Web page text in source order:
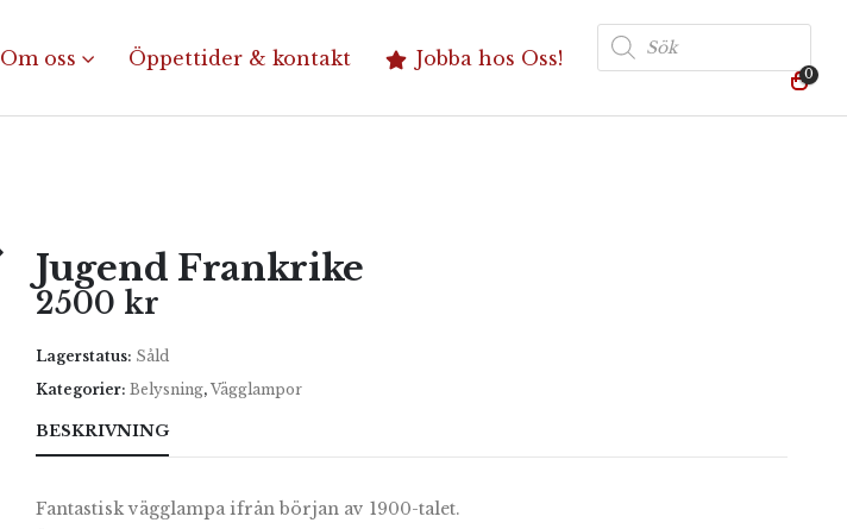
Om oss Öppettider & kontakt Jobba hos Oss!
Produktsökning
0
Jugend Frankrike
2500 kr
Lagerstatus: Såld
Kategorier: Belysning, Vägglampor
BESKRIVNING
Fantastisk vägglampa ifrån början av 1900-talet.